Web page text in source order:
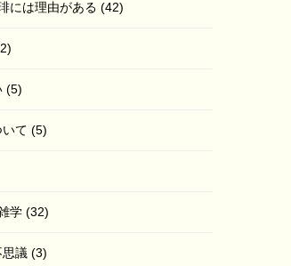
には理由がある (42)
(5)
て (5)
学 (32)
思議 (3)